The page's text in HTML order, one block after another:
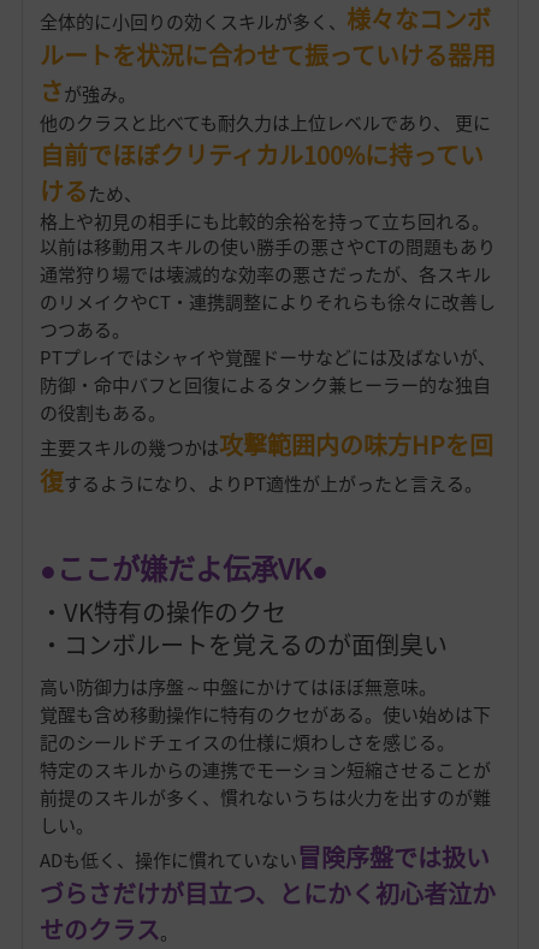
全体的に小回りの効くスキルが多く、 様々なコンボ
ルートを状況に合わせて振っていける器用
さが強み。
他のクラスと比べても耐久力は上位レベルであり、
更に
自前でほぼクリティカル100%に持ってい
けるため、
格上や初見の相手にも比較的余裕を持って立ち回れる。
以前は移動用スキルの使い勝手の悪さやCTの問題もあり
通常狩り場では壊滅的な効率の悪さだったが、各スキル
のリメイクやCT・連携調整によりそれらも徐々に改善し
つつある。
PTプレイではシャイや覚醒ドーサなどには及ばないが、
防御・命中バフと回復によるタンク兼ヒーラー的な独自
の役割もある。
主要スキルの幾つかは攻撃範囲内の味方HPを回
復するようになり、よりPT適性が上がったと言える。
●ここが嫌だよ伝承VK●
・VK特有の操作のクセ
・コンボルートを覚えるのが面倒臭い
高い防御力は序盤～中盤にかけてはほぼ無意味。
覚醒も含め移動操作に特有のクセがある。使い始めは下
記のシールドチェイスの仕様に煩わしさを感じる。
特定のスキルからの連携でモーション短縮させることが
前提のスキルが多く、慣れないうちは火力を出すのが難
しい。
ADも低く、操作に慣れていない冒険序盤では扱い
づらさだけが目立つ、とにかく初心者泣か
せのクラス。